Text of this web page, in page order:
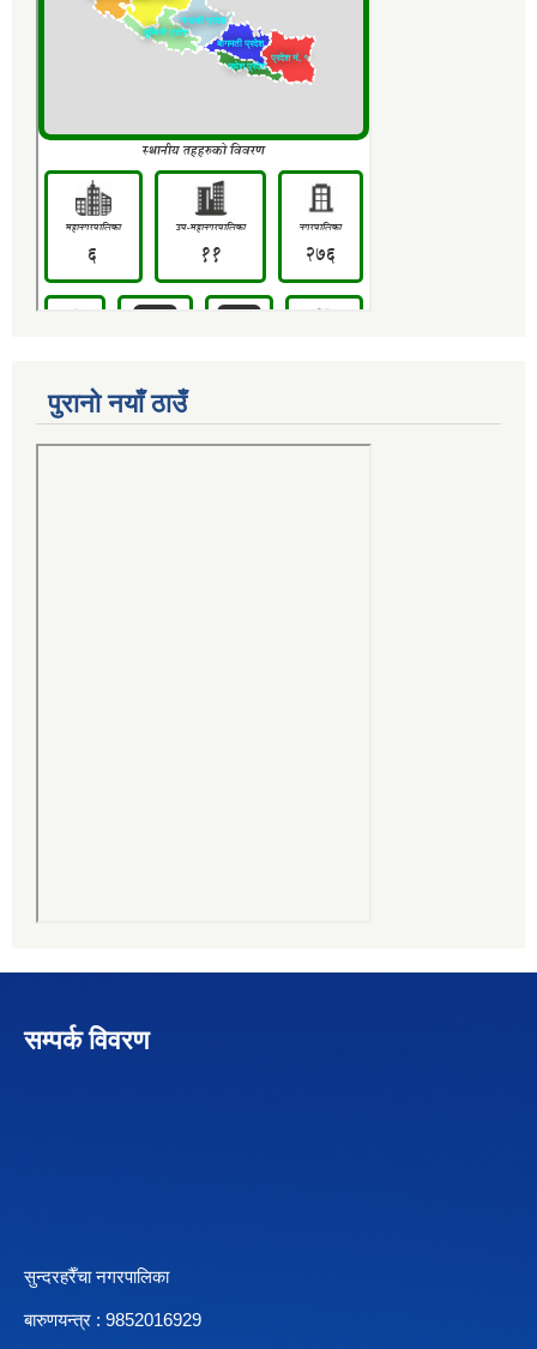
पुरानो नयाँ ठाउँ
सम्पर्क विवरण
सुन्दरहरैँचा नगरपालिका
बारुणयन्त्र : 9852016929